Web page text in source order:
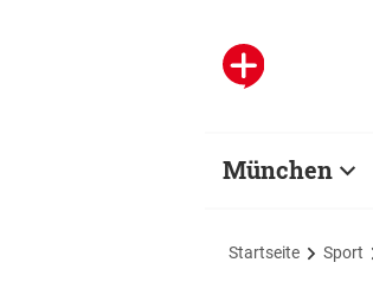
München
Startseite Sport